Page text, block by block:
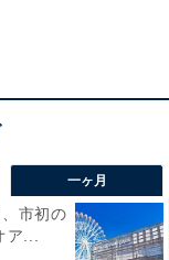
一ヶ月
市初の
ア...